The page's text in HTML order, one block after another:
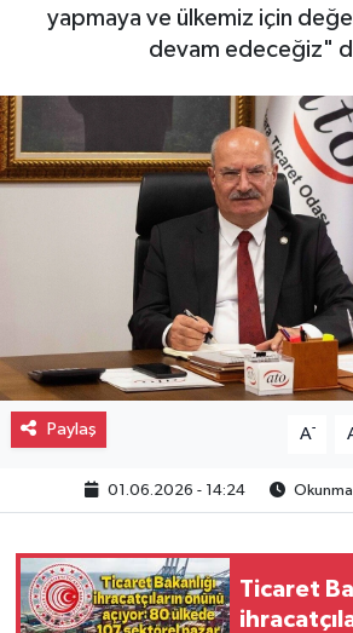
yapmaya ve ülkemiz için
devam edeceğiz"
Paylaş A-
01.06.2026 - 14:24
Ticaret
Gayrimenkul
Spor
Eğitim